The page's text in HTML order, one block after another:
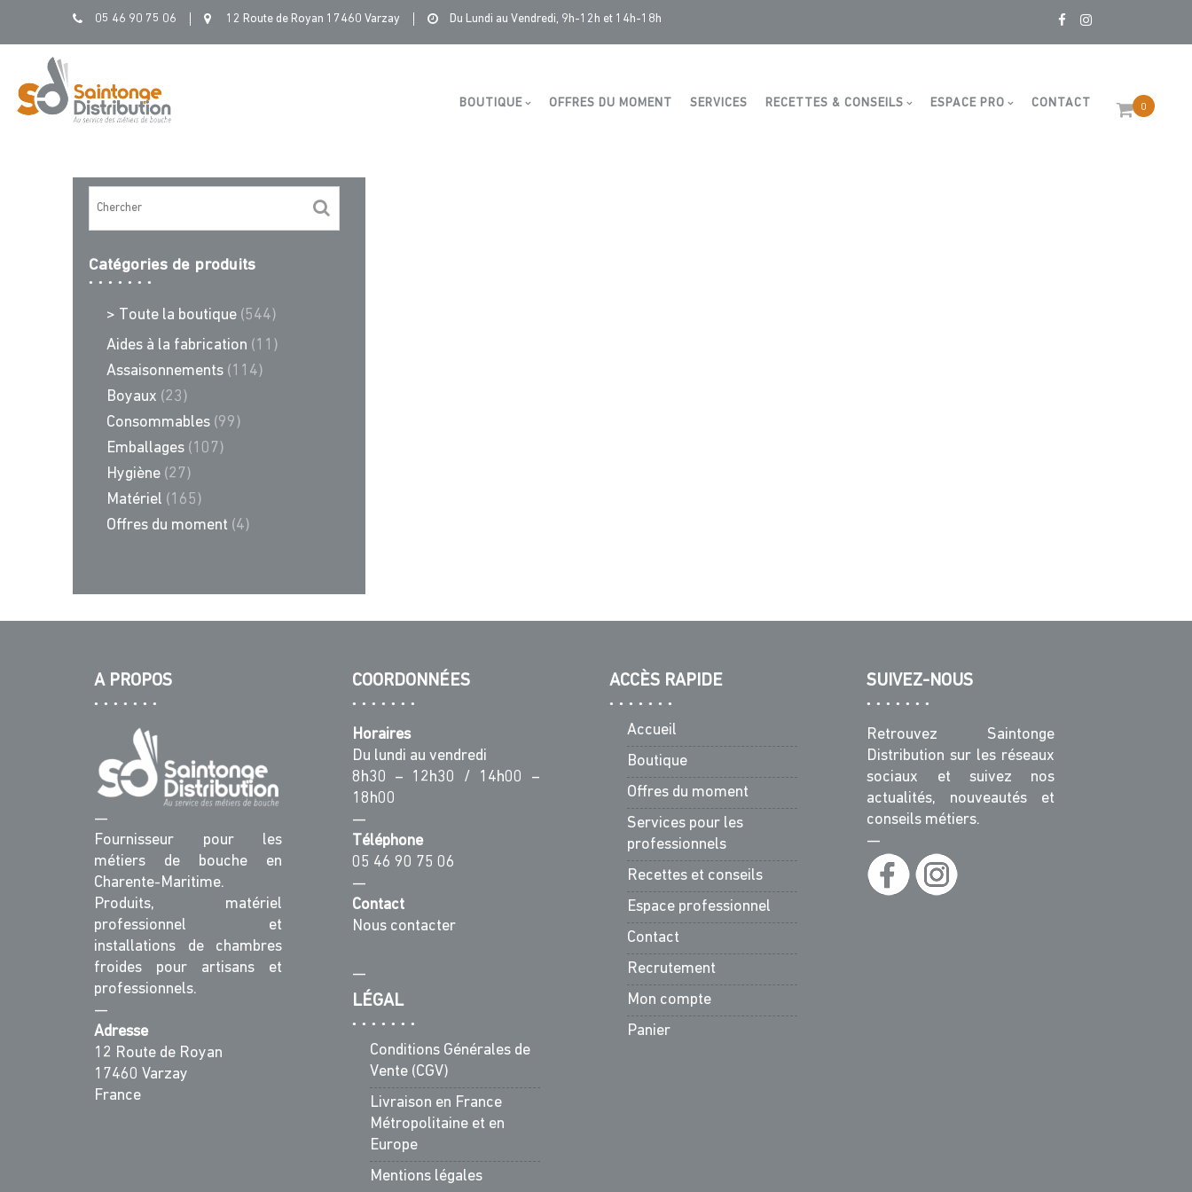
05 46 90 75 06 12 Route de Royan 17460 Varzay Du Lundi au Vendredi, 9h-12h et 14h-18h
0
BOUTIQUE OFFRES DU MOMENT SERVICES RECETTES & CONSEILS ESPACE PRO CONTACT
Boutique
Catégories de produits
> Toute la boutique (544)
Aides à la fabrication (11)
Assaisonnements (114)
Boyaux (23)
Consommables (99)
Emballages (107)
Hygiène (27)
Matériel (165)
Offres du moment (4)
A PROPOS
—
Fournisseur pour les
métiers de bouche en
Charente-Maritime.
Produits, matériel
professionnel et
installations de chambres
froides pour artisans et
professionnels.
—
Adresse
12 Route de Royan
17460 Varzay
France
COORDONNÉES
Horaires
Du lundi au vendredi
8h30 – 12h30 / 14h00 –
18h00
—
Téléphone
05 46 90 75 06
—
Contact
Nous contacter
—
LÉGAL
Conditions Générales de
Vente (CGV)
Livraison en France
Métropolitaine et en
Europe
Mentions légales
ACCÈS RAPIDE
Accueil
Boutique
Offres du moment
Services pour les
professionnels
Recettes et conseils
Espace professionnel
Contact
Recrutement
Mon compte
Panier
SUIVEZ-NOUS
Retrouvez Saintonge
Distribution sur les réseaux
sociaux et suivez nos
actualités, nouveautés et
conseils métiers.
—